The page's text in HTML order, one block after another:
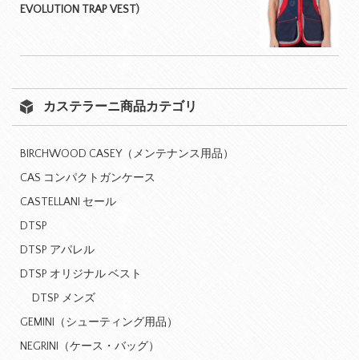
EVOLUTION TRAP VEST)
カステラーニ商品カテゴリ
BIRCHWOOD CASEY（メンテナンス用品）
CAS コンパクトガンケース
CASTELLANI セール
DTSP
DTSP アパレル
DTSP オリジナル ベスト
DTSP メンズ
GEMINI（シューティング用品）
NEGRINI（ケース・バッグ）